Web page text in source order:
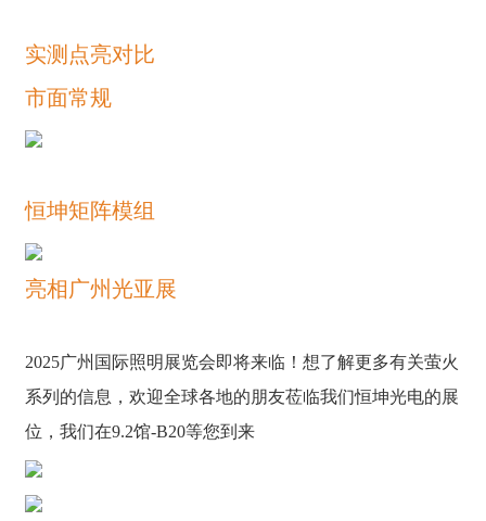
实测点亮对比
市面常规
恒坤矩阵模组
亮相广州光亚展
2025广州国际照明展览会即将来临！想了解更多有关萤火
系列的信息，欢迎全球各地的朋友莅临我们恒坤光电的展
位，我们在9.2馆-B20等您到来